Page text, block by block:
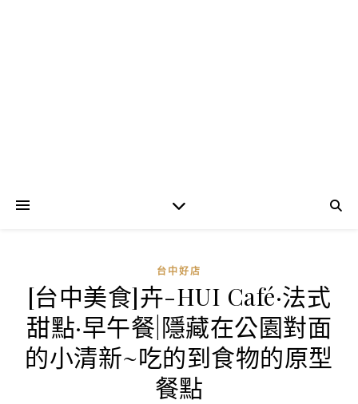
台中好店
[台中美食]卉-HUI Café·法式
甜點·早午餐|隱藏在公園對面
的小清新~吃的到食物的原型
餐點